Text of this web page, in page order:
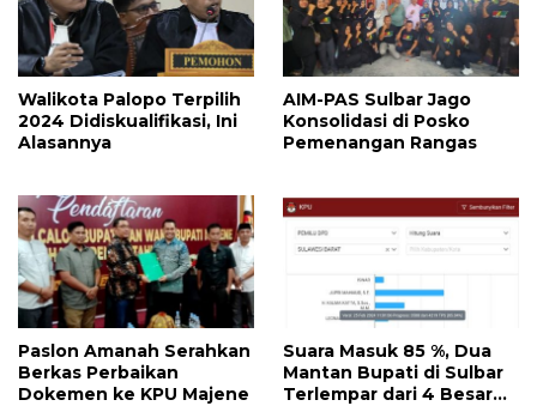
Walikota Palopo Terpilih
2024 Didiskualifikasi, Ini
Alasannya
AIM-PAS Sulbar Jago
Konsolidasi di Posko
Pemenangan Rangas
Paslon Amanah Serahkan
Berkas Perbaikan
Dokemen ke KPU Majene
Suara Masuk 85 %, Dua
Mantan Bupati di Sulbar
Terlempar dari 4 Besar